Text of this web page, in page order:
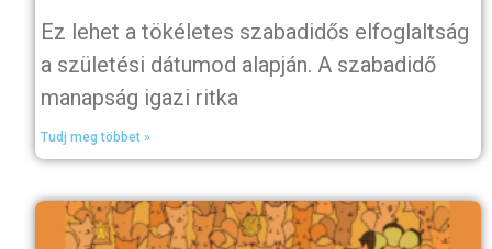
Ez lehet a tökéletes szabadidős elfoglaltság
a születési dátumod alapján. A szabadidő
manapság igazi ritka
Tudj meg többet »